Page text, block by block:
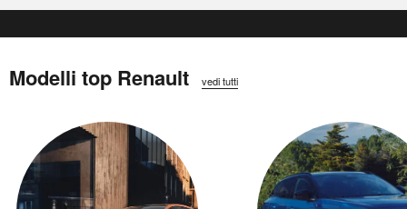
Modelli top Renault vedi tutti